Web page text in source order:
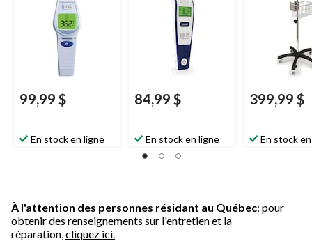
en 1 seconde
99,99 $
En stock en ligne
1 seconde
84,99 $
En stock en ligne
399,99 $
En stock
À l'attention des personnes résidant au Québec: pour
obtenir des renseignements sur l'entretien et la
réparation, cliquez ici.